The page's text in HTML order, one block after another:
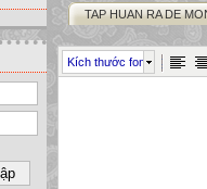
TAP HUAN RA DE
Kích thước font